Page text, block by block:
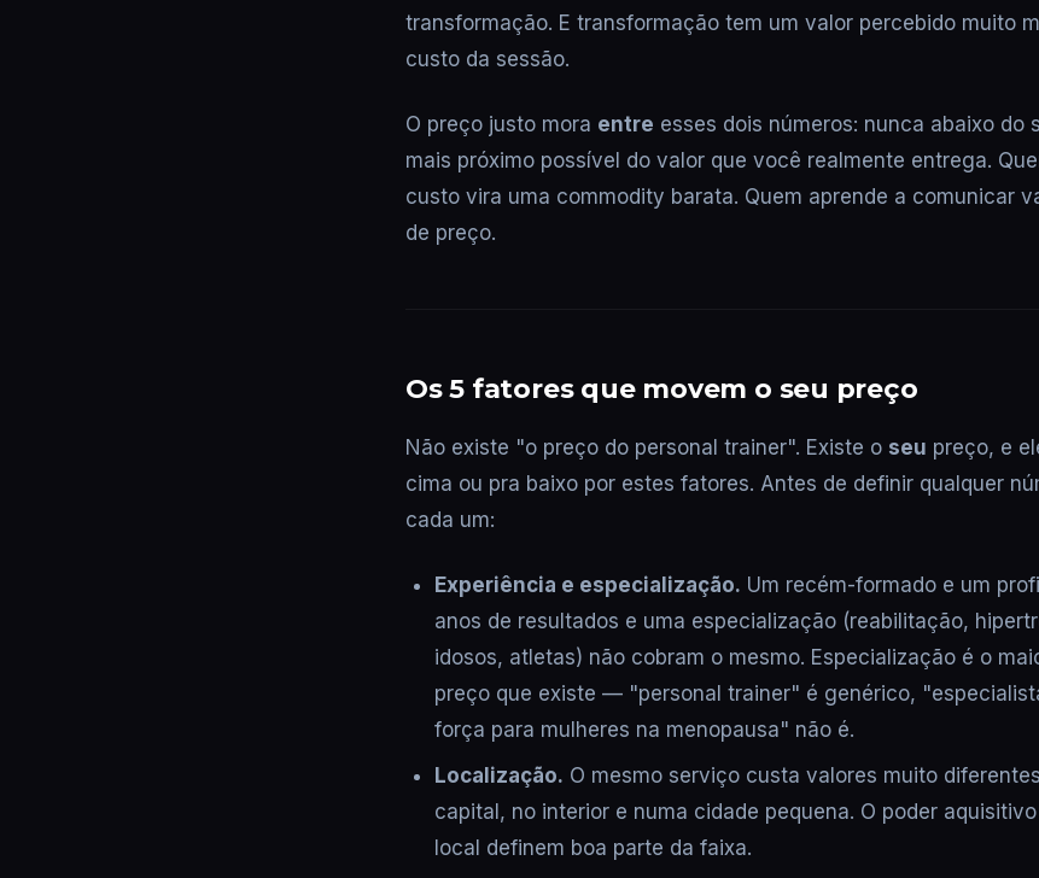
transformação. E transformação tem um valor percebido muito
custo da sessão.
O preço justo mora entre esses dois números: nunca abaixo do
mais próximo possível do valor que você realmente entrega.
custo vira uma commodity barata. Quem aprende a comunicar
de preço.
Os 5 fatores que movem o seu preço
Não existe "o preço do personal trainer". Existe o seu preço, e
cima ou pra baixo por estes fatores. Antes de definir qualquer
cada um:
Experiência e especialização. Um recém-formado e um
anos de resultados e uma especialização (reabilitação,
idosos, atletas) não cobram o mesmo. Especialização é o
preço que existe — "personal trainer" é genérico,
força para mulheres na menopausa" não é.
Localização. O mesmo serviço custa valores muito
capital, no interior e numa cidade pequena. O poder
local definem boa parte da faixa.